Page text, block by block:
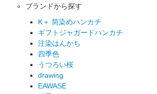
ブランドから探す
K＋ 筒染めハンカチ
ギフトジャガードハンカチ
注染はんかち
四季色
うつろい桜
drawing
EAWASE